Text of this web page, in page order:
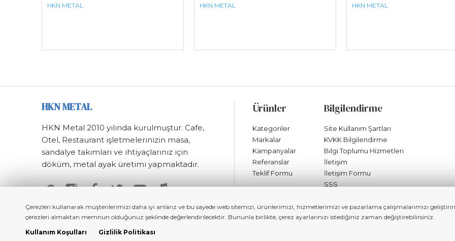
HKN METAL HKN METAL HKN METAL
Çerezleri kullanarak müşterilerimizi daha iyi anlarız ve bu sayede web sitemizi, ürünlerimizi, hizmetlerimizi ve pazarlama çalışmalarımızı
çerezleri almaktan memnun olduğunuz şeklinde değerlendirilecektir. Bununla birlikte, çerez ayarlarınızı istediğiniz zaman değiştirebilirsiniz.
Kullanım Koşulları
Gizlilik Politikası
HKN METAL
HKN Metal 2010 yılında kurulmuştur. Cafe,
Otel, Restaurant işletmelerinizin masa,
sandalye takımları ve ihtiyaçlarınız için
döküm, metal ayak üretimi yapmaktadır.
S
Ürünler
Kategoriler
Markalar
Kampanyalar
Referanslar
Teklif Formu
Bilgilendirme
Site Kullanım Şartları
KVKK Bilgilendirme
Bilgi Toplumu Hizmetleri
İletişim
İletişim Formu
SSS